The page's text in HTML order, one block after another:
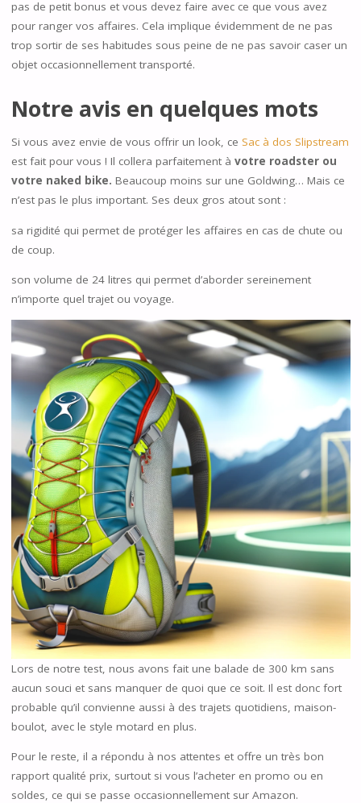
pas de petit bonus et vous devez faire avec ce que vous avez
pour ranger vos affaires. Cela implique évidemment de ne pas
trop sortir de ses habitudes sous peine de ne pas savoir caser un
objet occasionnellement transporté.
Notre avis en quelques mots
Si vous avez envie de vous offrir un look, ce Sac à dos Slipstream
est fait pour vous ! Il collera parfaitement à votre roadster ou
votre naked bike. Beaucoup moins sur une Goldwing… Mais ce
n’est pas le plus important. Ses deux gros atout sont :
sa rigidité qui permet de protéger les affaires en cas de chute ou
de coup.
son volume de 24 litres qui permet d’aborder sereinement
n’importe quel trajet ou voyage.
Lors de notre test, nous avons fait une balade de 300 km sans
aucun souci et sans manquer de quoi que ce soit. Il est donc fort
probable qu’il convienne aussi à des trajets quotidiens, maison-
boulot, avec le style motard en plus.
Pour le reste, il a répondu à nos attentes et offre un très bon
rapport qualité prix, surtout si vous l’acheter en promo ou en
soldes, ce qui se passe occasionnellement sur Amazon.